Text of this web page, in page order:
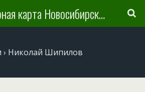
Литературная карта Новосибирска и Новосибирской области
› Николай Шипилов